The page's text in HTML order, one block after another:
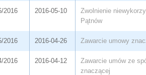
2016 2016-05-10
Zwolnienie
Pątnów
2016 2016-04-26 Zawarcie umowy
2016 2016-04-12
Zawarcie umów ze
znaczącej